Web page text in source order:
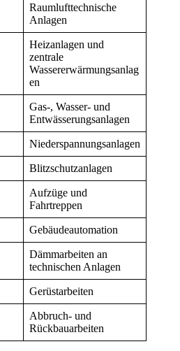
Raumlufttechnische
Anlagen
Heizanlagen und
zentrale
Wassererwärmungsanlag
en
Gas-, Wasser- und
Entwässerungsanlagen
Niederspannungsanlagen
Blitzschutzanlagen
Aufzüge und
Fahrtreppen
Gebäudeautomation
Dämmarbeiten an
technischen Anlagen
Gerüstarbeiten
Abbruch- und
Rückbauarbeiten